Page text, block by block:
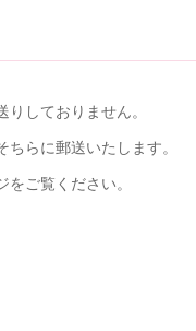
しておりません。
らに郵送いたします。
ご覧ください。